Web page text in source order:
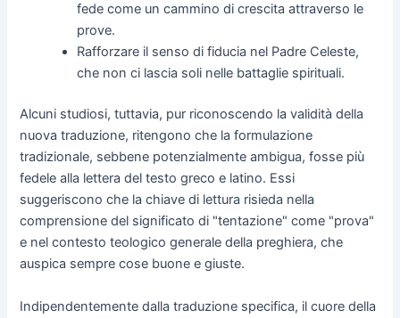
fede come un cammino di crescita attraverso le
prove.
Rafforzare il senso di fiducia nel Padre Celeste,
che non ci lascia soli nelle battaglie spirituali.
Alcuni studiosi, tuttavia, pur riconoscendo la validità della
nuova traduzione, ritengono che la formulazione
tradizionale, sebbene potenzialmente ambigua, fosse più
fedele alla lettera del testo greco e latino. Essi
suggeriscono che la chiave di lettura risieda nella
comprensione del significato di "tentazione" come "prova"
e nel contesto teologico generale della preghiera, che
auspica sempre cose buone e giuste.
Indipendentemente dalla traduzione specifica, il cuore della